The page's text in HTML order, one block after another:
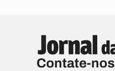
Contate-nos